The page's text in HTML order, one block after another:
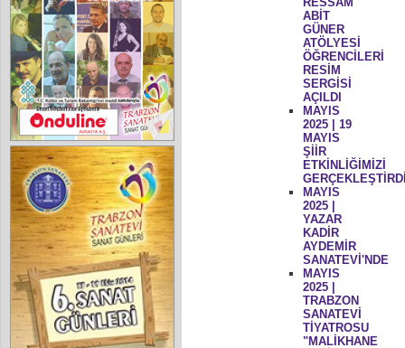
ABİT
GÜNER
ATÖLYESİ
ÖĞRENCİLERİ
RESİM
SERGİSİ
AÇILDI
MAYIS
2025 | 19
MAYIS
ŞİİR
ETKİNLİĞİMİZİ
MAYIS
2025 |
YAZAR
KADİR
AYDEMİR
SANATEVİ'NDE
MAYIS
2025 |
TRABZON
SANATEVİ
TİYATROSU
"MALİKHANE